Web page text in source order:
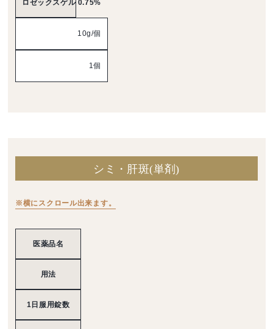
ロゼックスゲル 0.75%
10g/個
1個
シミ・肝斑(単剤)
※横にスクロール出来ます。
医薬品名
用法
1日服用錠数